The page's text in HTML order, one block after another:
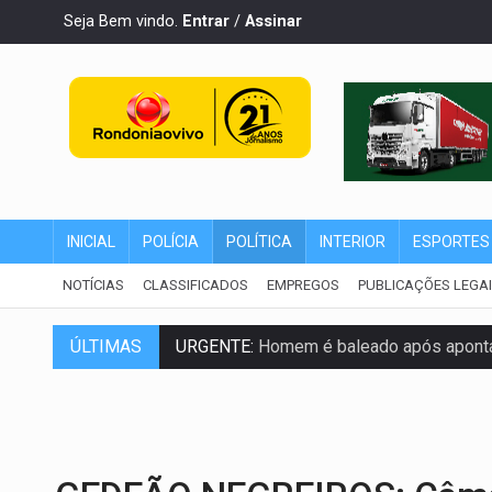
Seja Bem vindo. Entrar / Assinar
INICIAL POLÍCIA POLÍTICA INTERIOR ESPORTES
NOTÍCIAS CLASSIFICADOS EMPREGOS PUBLICAÇÕES
ÚLTIMAS
URGENTE:Homem é baleado após
GRAVE:Homem é esfaqueado no peito